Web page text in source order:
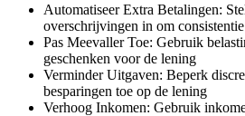
Automatiseer Extra Betalingen:
overschrijvingen in om
Pas Meevaller Toe: Gebruik
geschenken voor de lening
Verminder Uitgaven: Beperk
besparingen toe op de lening
Verhoog Inkomen: Gebruik